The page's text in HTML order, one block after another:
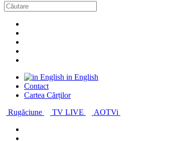
in English
Contact
Cartea Cărților
Rugăciune
TV LIVE AOTVi